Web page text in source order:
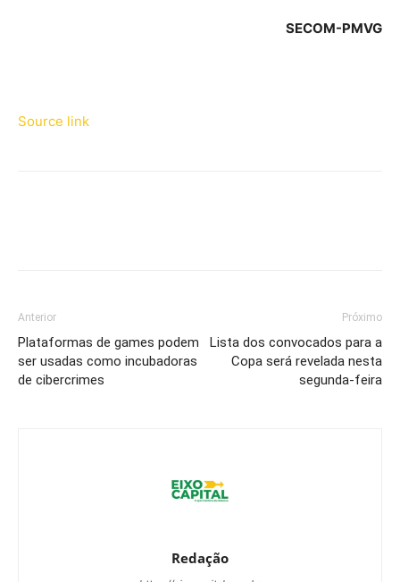
SECOM-PMVG
Source link
Anterior
Plataformas de games podem
ser usadas como incubadoras
de cibercrimes
Próximo
Lista dos convocados para a
Copa será revelada nesta
segunda-feira
Redação